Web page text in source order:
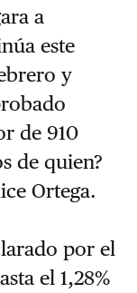
a
este
y
de 910
de quien?
Ortega.
por el
el 1,28%